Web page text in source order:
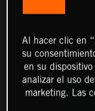
Al hacer clic en
su
en su
analizar el uso
marketing. Las